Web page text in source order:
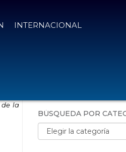
INTERNACIONAL
de la
BÚSQUEDA POR
Búsqueda por categorías: